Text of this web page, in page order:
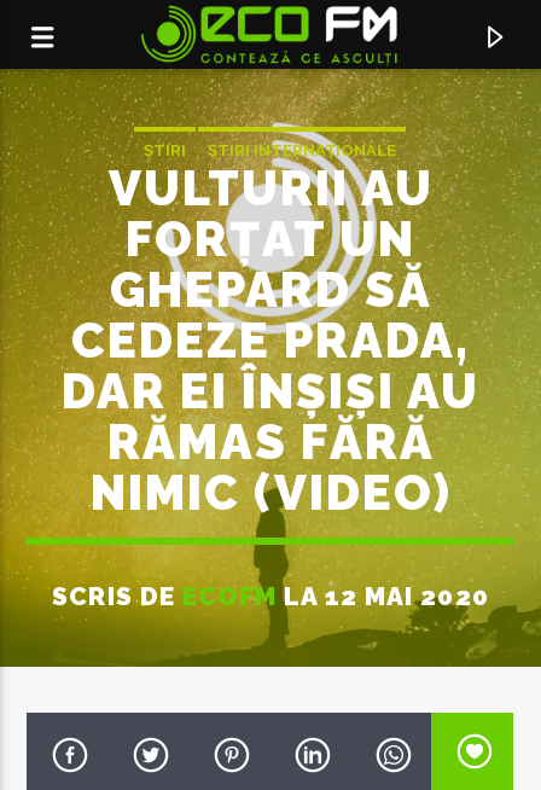
ACUM ÎN DIRECT
AUD
ALINA EREMIA X MIHAIL
EcoFM Chisinau
ȘTIRI ȘTIRI INTERNAȚIONALE
VULTURII AU
FORȚAT UN
GHEPARD SĂ
CEDEZE PRADA,
DAR EI ÎNȘIȘI AU
RĂMAS FĂRĂ
NIMIC (VIDEO)
SCRIS DE ECOFM LA 12 MAI 2020